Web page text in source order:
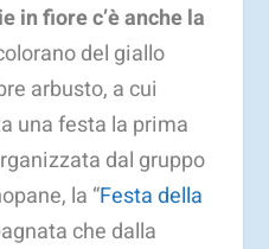
in fiore c’è anche la
del giallo
arbusto, a cui
una festa la prima
dal gruppo
la “Festa della
che dalla